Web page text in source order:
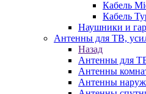
Кабель
Кабель
Наушники и
Антенны для ТВ,
Назад
Антенны для
Антенны
Антенны